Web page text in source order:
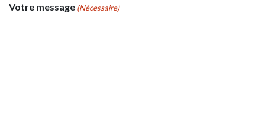
Votre message (Nécessaire)